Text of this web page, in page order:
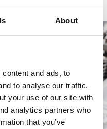
About
and ads, to
to analyse our traffic.
your use of our site with
analytics partners who
that you’ve